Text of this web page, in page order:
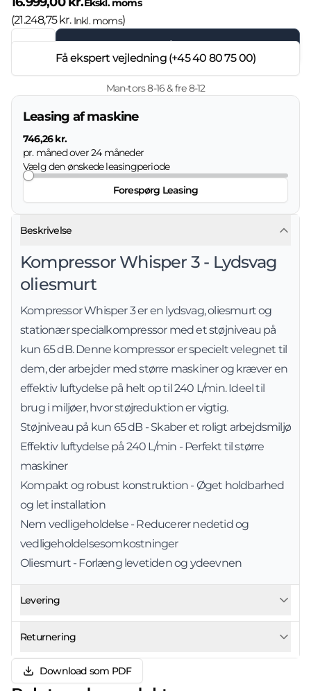
Ekskl. moms
(21.248,75 kr. Inkl. moms)
Læg i kurven
Få ekspert vejledning (+45 40 80 75 00)
Man-tors 8-16 & fre 8-12
Leasing af maskine
746,26 kr.
pr. måned over24måneder
Vælg den ønskede leasingperiode
Forespørg Leasing
Beskrivelse
Kompressor Whisper 3 - Lydsvag
oliesmurt
Kompressor Whisper 3 er en lydsvag, oliesmurt og
stationær specialkompressor med et støjniveau på
kun 65 dB. Denne kompressor er specielt velegnet til
dem, der arbejder med større maskiner og kræver en
effektiv luftydelse på helt op til 240 L/min. Ideel til
brug i miljøer, hvor støjreduktion er vigtig.
Støjniveau på kun 65 dB - Skaber et roligt arbejdsmiljø
Effektiv luftydelse på 240 L/min - Perfekt til større
maskiner
Kompakt og robust konstruktion - Øget holdbarhed
og let installation
Nem vedligeholdelse - Reducerer nedetid og
vedligeholdelsesomkostninger
Oliesmurt - Forlæng levetiden og ydeevnen
Levering
Returnering
Download som PDF